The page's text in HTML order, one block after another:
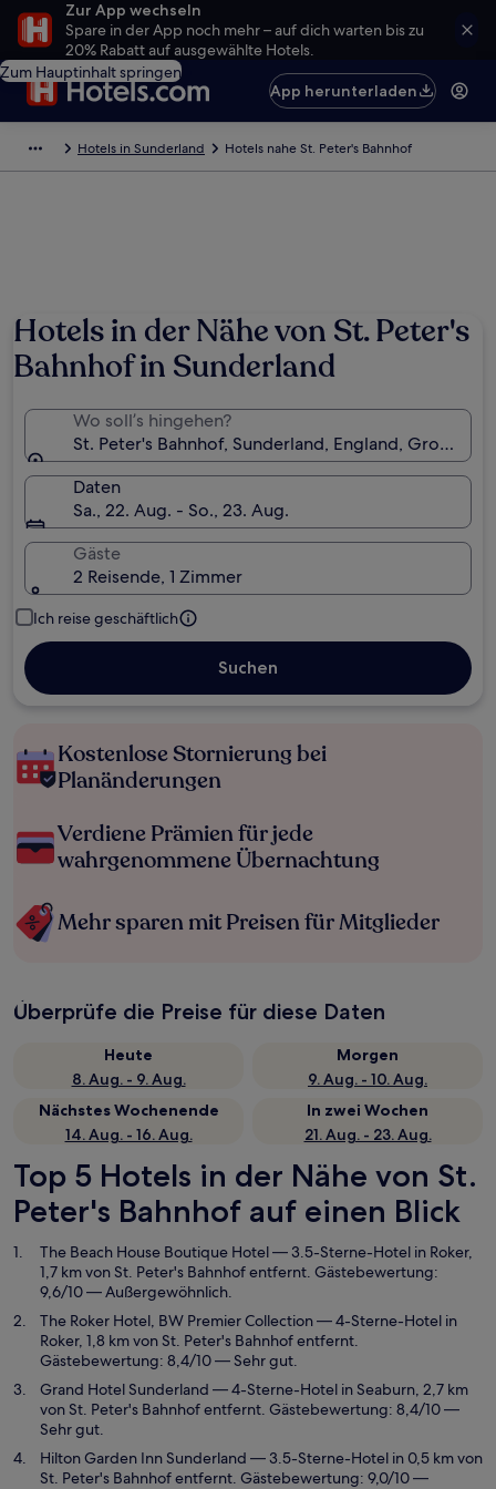
Zur App wechseln
Spare in der App noch mehr – auf dich warten bis zu
20% Rabatt auf ausgewählte Hotels.
Zum Hauptinhalt springen
App herunterladen
Hotels in Sunderland Hotels nahe St. Peter's Bahnhof
Hotels in der Nähe von St. Peter's
Bahnhof in Sunderland
Wo soll’s hingehen?
St. Peter's Bahnhof, Sunderland, England,
Daten
Sa., 22. Aug. - So., 23. Aug.
Gäste
2 Reisende, 1 Zimmer
Ich reise geschäftlich
Suchen
Kostenlose Stornierung bei
Planänderungen
Verdiene Prämien für jede
wahrgenommene Übernachtung
Mehr sparen mit Preisen für Mitglieder
Überprüfe die Preise für diese Daten
Heute
8. Aug. - 9. Aug.
Morgen
9. Aug. - 10. Aug.
Nächstes Wochenende
14. Aug. - 16. Aug.
In zwei Wochen
21. Aug. - 23. Aug.
Top 5 Hotels in der Nähe von St.
Peter's Bahnhof auf einen Blick
The Beach House Boutique Hotel— 3.5-Sterne-Hotel in Roker,
1,7 km von St. Peter's Bahnhof entfernt. Gästebewertung:
9,6/10 — Außergewöhnlich.
The Roker Hotel, BW Premier Collection— 4-Sterne-Hotel in
Roker, 1,8 km von St. Peter's Bahnhof entfernt.
Gästebewertung: 8,4/10 — Sehr gut.
Grand Hotel Sunderland — 4-Sterne-Hotel in Seaburn, 2,7 km
von St. Peter's Bahnhof entfernt. Gästebewertung: 8,4/10 —
Sehr gut.
Hilton Garden Inn Sunderland — 3.5-Sterne-Hotel in 0,5 km von
St. Peter's Bahnhof entfernt. Gästebewertung: 9,0/10 —